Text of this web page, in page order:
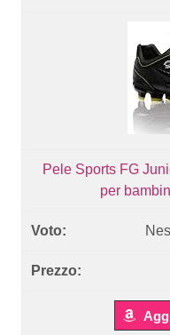
Pele Sports FG
per